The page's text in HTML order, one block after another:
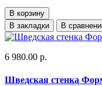
В корзину
В закладки
В
6 980.00 р.
Шведская стенка